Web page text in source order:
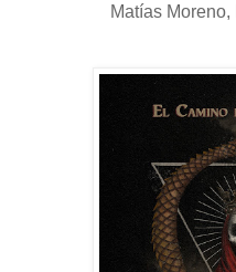
Matías